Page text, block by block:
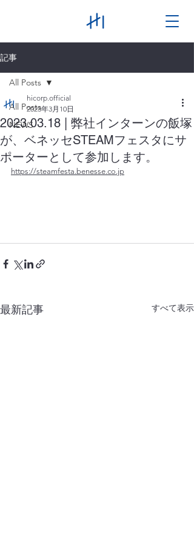
記事
All Posts
NEWS
All Posts
2023.03.18 | 弊社インターンの飯塚
が、ベネッセSTEAMフェスタにサ
ポーターとして参加します。
hicorp.official
2023年3月10日
https://steamfesta.benesse.co.jp
最新記事 すべて表示